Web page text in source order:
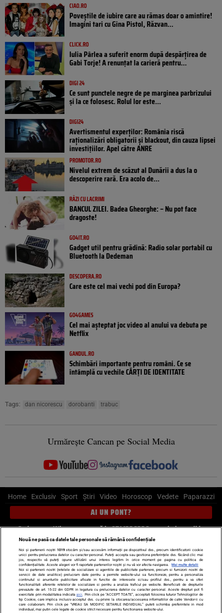
CIAO.RO
Poveştile de iubire care au rămas doar o amintire!
Imagini tari cu Gina Pistol, Răzvan...
CLICK.RO
Iulia Pârlea a suferit enorm după despărțirea de
Gabi Torje! A renunțat la carieră pentru...
DIGI 24
Ce sunt punctele negre de pe marginea parbrizului
și la ce folosesc. Rolul lor este...
DIGI24
Avertismentul experților: România riscă
raționalizări obligatorii și blackout, din cauza lipsei
investițiilor. Apel către ANRE
PROMOTOR.RO
Nivelul extrem de scăzut al Dunării a dus la o
descoperire rară. Era acolo de...
RÂZI CU LACRIMI
BANCUL ZILEI. Badea Gheorghe: – Nu pot face
dragoste!
GO4IT.RO
Gadget util pentru grădină: Radio solar portabil cu
Bluetooth la Dedeman
DESCOPERA.RO
Care este cel mai vechi pod din Europa?
GO4GAMES
Cel mai așteptat joc video al anului va debuta pe
Netflix
GANDUL.RO
Schimbări importante pentru români. Ce se
întâmplă cu vechile CĂRȚI DE IDENTITATE
Tags: dan nicorescu dorobanti trabuc
Urmărește Cancan pe Social Media
Home Exclusiv Sport Știri Video Horoscop Vedete Paparazzi
AI UN PONT?
Scrie-ne pe Whatsapp, sună la 0741226226 sau trimite mail la
pont@cancan.ro
Știri interne Știri externe
Politică
Ultimele stiri
Diete Insula Iubirii Dictionar de vise
LIFE STYLE
Horoscop
Echipa editorială
Termeni si condiții Politica de confidențialitate
Nouă ne pasă ca datele tale personale să rămână confidențiale
Noi și partenerii noștri 1019stocăm și/sau accesăm informații pe dispozitivul dvs., precum identificatorii cookie
unici pentru prelucrarea datelor cu caracter personal. Puteți accepta sau gestiona preferințele dvs. făcând clic mai
jos, respectiv vă puteți opune utilizării unui interes legitim în orice moment pe pagina cu politica de
confidențialitate. Aceste alegeri vor fi raportate partenerilor noștri și nu vă vor afecta navigarea.
Mai multe detalii
Noi si partenerii nostri (retelele de socializare si agentiile de publicitate partenere, precum si furnizorii nostri de
servicii de date analitice) prelucram date pentru a permite website-ului sa functioneze, pentru a personaliza
continutul si anunturile publicitare afisate in functie de interesele si/sau profilul dvs., pentru a va oferi
functionalitati aferente retelelor de socializare si pentru a analiza traficul pe website. Beneficiati de drepturile
prevazute de art. 15-22 din GDPR in legatura cu prelucrarea datelor cu caracter personal. Aceste drepturi pot fi
exercitate prin modalitatea indicataaici . Prin click pe “ACCEPT TOATE”, acceptati folosirea tuturor Tehnologiilor de
tip Cookie, care implica inclusiv acceptul dvs. cu privire la stocarea/accesarea informatiilor de catre Vendor-ii cu
care colaboram. Prin click pe “VREAU SA MODIFIC SETARILE INDIVIDUAL” puteti schimba preferintele in mod
individual, mai putin cele legate de cookie strict necesare pentru functionarea website-ului.